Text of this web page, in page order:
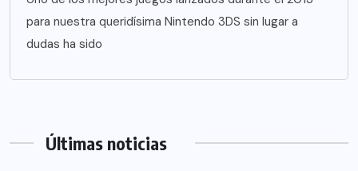
para nuestra queridísima Nintendo 3DS sin lugar a
dudas ha sido
Últimas noticias